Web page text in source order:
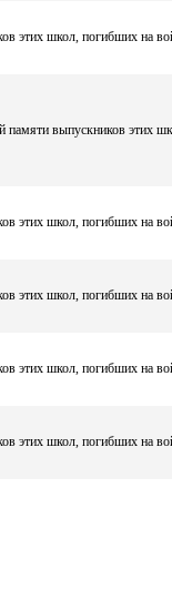
этих школ, погибших на
памяти выпускников
этих школ, погибших на
этих школ, погибших на
этих школ, погибших на
этих школ, погибших на